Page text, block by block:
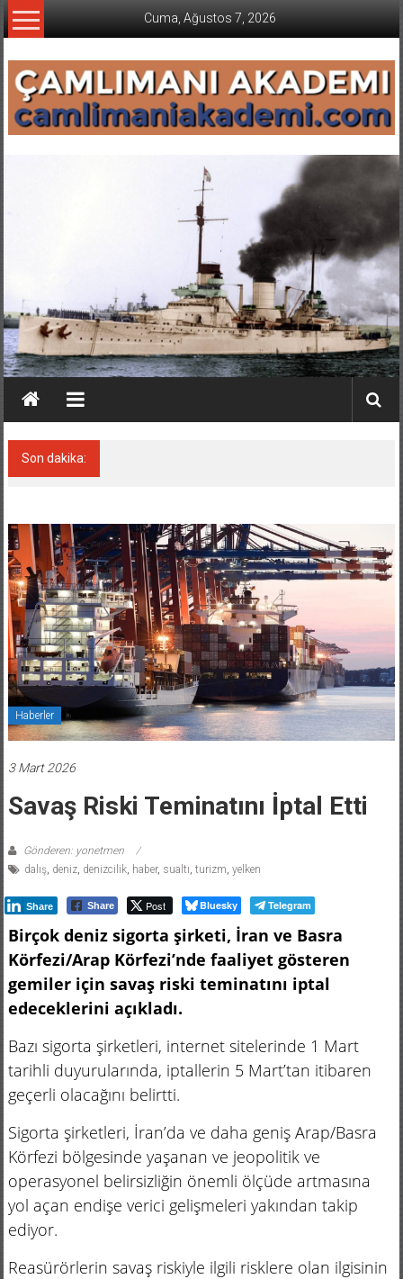
İçeriğe
geç
Cuma, Ağustos 7, 2026
Son dakika:
Haberler
3 Mart 2026
Savaş Riski Teminatını İptal Etti
Gönderen: yonetmen
dalış, deniz, denizcilik, haber, sualtı turizm yelken
Share Share Post Bluesky Telegram
Birçok deniz sigorta şirketi, İran ve Basra
Körfezi/Arap Körfezi’nde faaliyet gösteren
gemiler için savaş riski teminatını iptal
edeceklerini açıkladı.
Bazı sigorta şirketleri, internet sitelerinde 1 Mart
tarihli duyurularında, iptallerin 5 Mart’tan itibaren
geçerli olacağını belirtti.
Sigorta şirketleri, İran’da ve daha geniş Arap/Basra
Körfezi bölgesinde yaşanan ve jeopolitik ve
operasyonel belirsizliğin önemli ölçüde artmasına
yol açan endişe verici gelişmeleri yakından takip
ediyor.
Reasürörlerin savaş riskiyle ilgili risklere olan ilgisinin